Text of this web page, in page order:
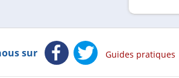
sur Guides pratiques